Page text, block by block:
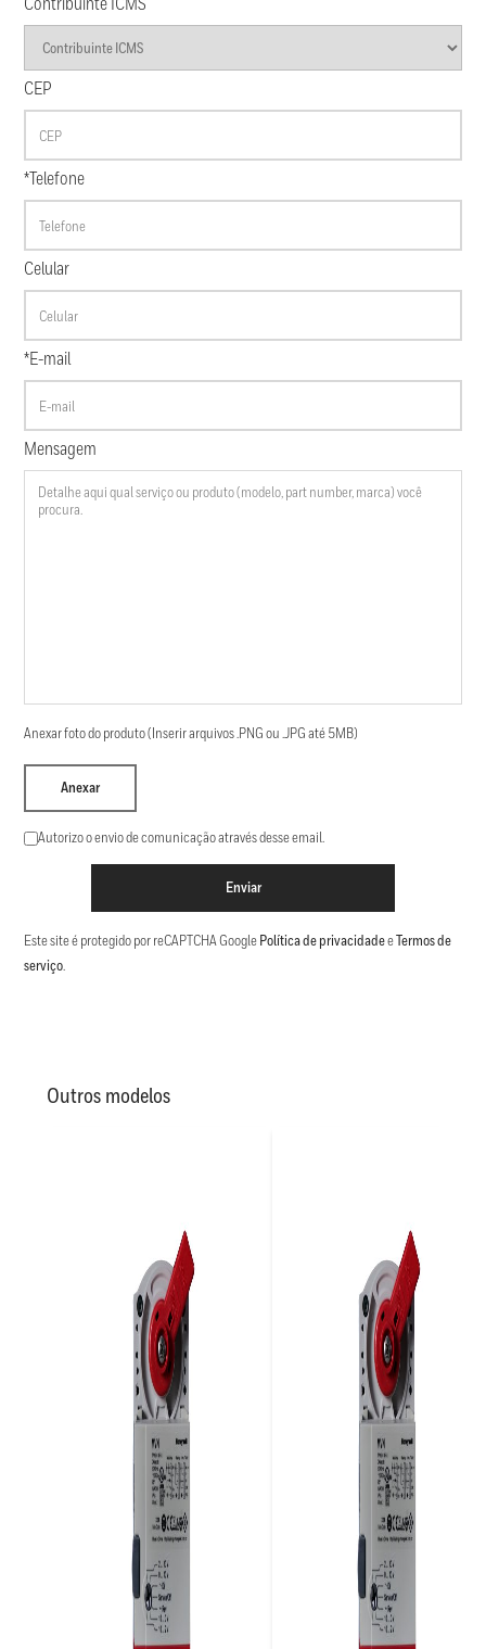
Contribuinte ICMS
CEP
*Telefone
Celular
*E-mail
Mensagem
Anexar foto do produto (Inserir arquivos .PNG ou .JPG até 5MB)
Anexar
Autorizo o envio de comunicação através desse email.
Enviar
Este site é protegido por reCAPTCHA Google Política de privacidadee Termos de
serviço.
Outros modelos